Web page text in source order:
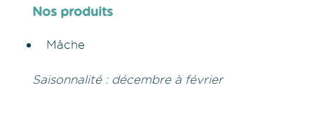
Nos produits
Mâche
Saisonnalité : décembre à février